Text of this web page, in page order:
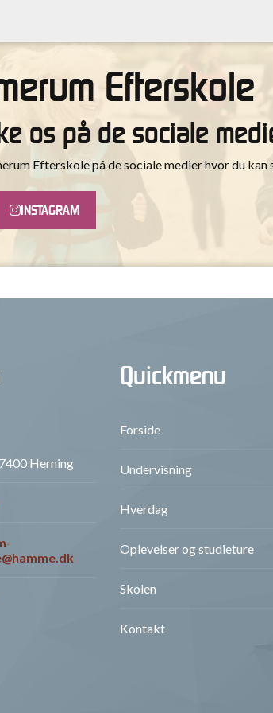
Efterskole på de sociale medier hvor du
INSTAGRAM
Herning
Quickmenu
Forside
Undervisning
Hverdag
Oplevelser og studieture
Skolen
Kontakt